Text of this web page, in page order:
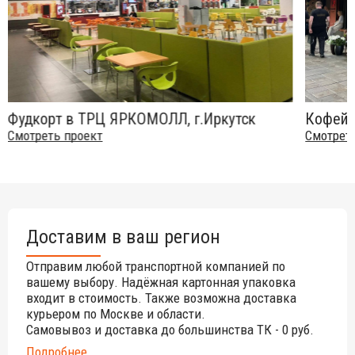
стабильная форма;
стойкость к различным погодным проявлениям;
прочная однородная поверхность;
стойкость к воздействию ультрафиолетовых лучей;
стойкость к тепловым воздействиям.
Использование столешниц Werzalit:
в офисах, залов для проведения конференций и
собраний;
в буфетах различных учреждений;
на летних площадках городских и пляжных кафе, баров,
ресторанов.
Будьте готовы отправиться в экзотическое путешествие с
Фудкорт в ТРЦ ЯРКОМОЛЛ, г.Иркутск
Смотреть проект
Доставим в ваш регион
Отправим любой транспортной компанией по
вашему выбору. Надёжная картонная упаковка
входит в стоимость. Также возможна доставка
курьером по Москве и области.
Самовывоз и доставка до большинства ТК - 0 руб.